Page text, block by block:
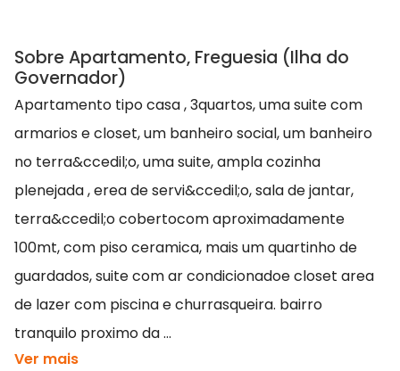
Sobre Apartamento, Freguesia (Ilha do
Governador)
Apartamento tipo casa , 3quartos, uma suite com
armarios e closet, um banheiro social, um banheiro
no terra&ccedil;o, uma suite, ampla cozinha
plenejada , erea de servi&ccedil;o, sala de jantar,
terra&ccedil;o cobertocom aproximadamente
100mt, com piso ceramica, mais um quartinho de
guardados, suite com ar condicionadoe closet area
de lazer com piscina e churrasqueira. bairro
tranquilo proximo da ...
Ver mais